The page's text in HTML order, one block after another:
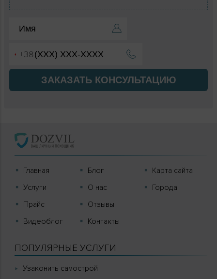
ЗАКАЗАТЬ КОНСУЛЬТАЦИЮ
Главная
Услуги
Прайс
Видеоблог
Блог
О нас
Отзывы
Контакты
Карта сайта
Города
ПОПУЛЯРНЫЕ УСЛУГИ
Узаконить самострой